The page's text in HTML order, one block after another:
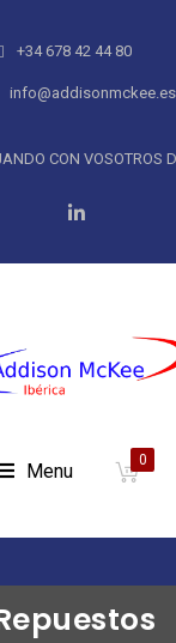
+34 678 42 44 80
info@addisonmckee.es
CON VOSOTROS
Menu 0